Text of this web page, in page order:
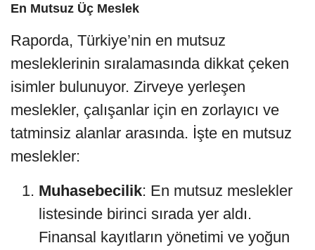
En Mutsuz Üç Meslek
Raporda, Türkiye’nin en mutsuz
mesleklerinin sıralamasında dikkat çeken
isimler bulunuyor. Zirveye yerleşen
meslekler, çalışanlar için en zorlayıcı ve
tatminsiz alanlar arasında. İşte en mutsuz
meslekler:
Muhasebecilik: En mutsuz meslekler
listesinde birinci sırada yer aldı.
Finansal kayıtların yönetimi ve yoğun